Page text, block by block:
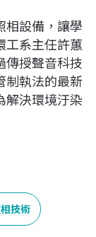
相設備，讓學
工系主任許蕙
傳授聲音科技
制執法的最新
解決環境汙染
技術